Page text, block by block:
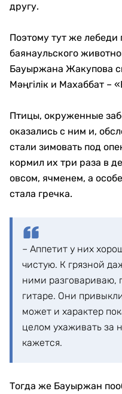
другу.
Поэтому тут же лебеди
баянаульского
Бауыржана Жакупова
Мәңгілік и Махаббат –
Птицы, окруженные
оказались с ним и,
стали зимовать под
кормил их три раза в
овсом, ячменем, а
стала гречка.
– Аппетит у них
чистую. К грязной
ними разговариваю,
гитаре. Они
может и характер
целом ухаживать за
кажется.
Тогда же Бауыржан